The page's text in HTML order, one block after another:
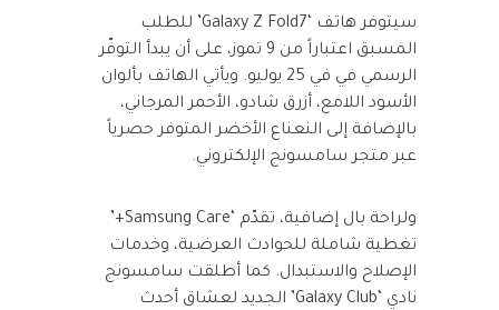
سيتوفر هاتف ‘Galaxy Z Fold7’ للطلب
المسبق اعتباراً من 9 تموز، على أن يبدأ التوفّر
الرسمي في في 25 يوليو. ويأتي الهاتف بألوان
الأسود اللامع، أزرق شادو، الأحمر المرجاني،
بالإضافة إلى النعناع الأخضر المتوفر حصرياً
عبر متجر سامسونج الإلكتروني.
ولراحة بال إضافية، تقدّم ‘Samsung Care+’
تغطية شاملة للحوادث العرضية، وخدمات
الإصلاح والاستبدال. كما أطلقت سامسونج
نادي ‘Galaxy Club’ الجديد لعشاق أحدث